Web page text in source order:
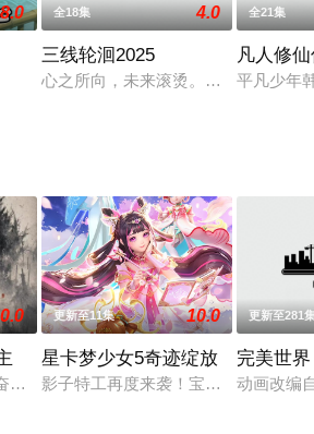
8.0 全18集 4.0
三线轮洄2025
心之所向，未来滚烫。鹅次元动画年
全21集
凡人修
平凡少年
斗三年，却被恋人柳莺儿与将军之子赵
更新至11集 10.0
星卡梦少女5奇迹绽放
影子特工再度来袭！宝石族精灵竟然
更新至281
完美世界
动画改编